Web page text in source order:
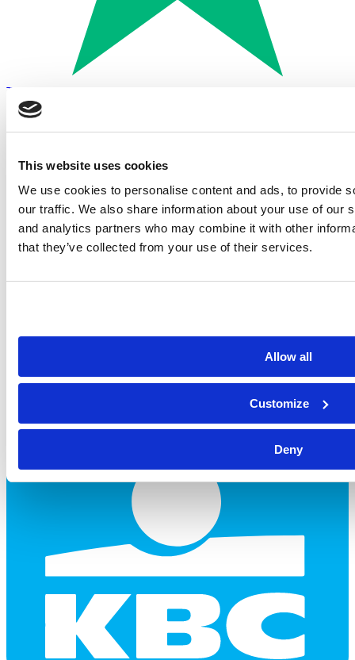
This website uses cookies
We use cookies to personalise content and ads, to provide
our traffic. We also share information about your use of our
and analytics partners who may combine it with other
that they’ve collected from your use of their services.
Allow all
Customize
Deny
Trustpilot
Betalen met: